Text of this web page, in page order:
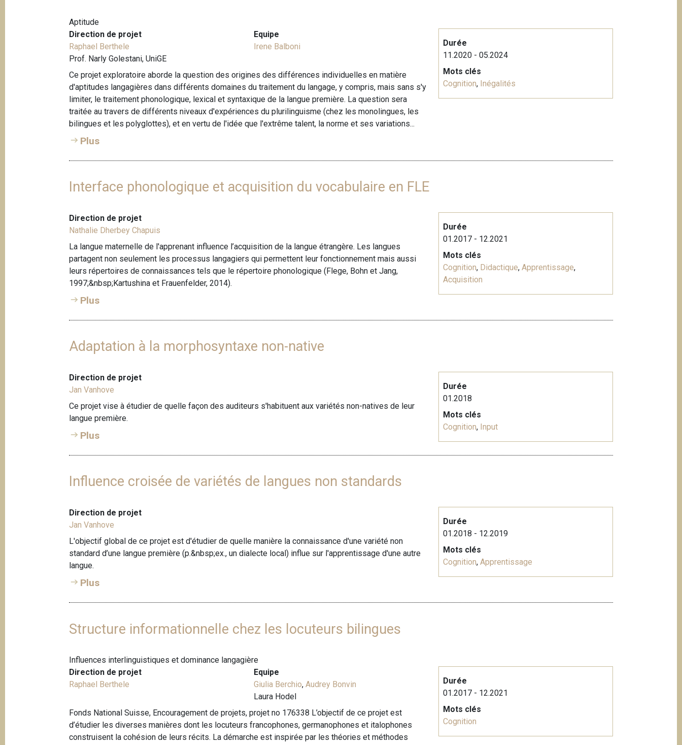
Aptitude
Direction de projet
Raphael Berthele
Prof. Narly Golestani, UniGE
Equipe
Irene Balboni
Ce projet exploratoire aborde la question des origines des différences individuelles en matière
d'aptitudes langagières dans différents domaines du traitement du langage, y compris, mais sans s'y
limiter, le traitement phonologique, lexical et syntaxique de la langue première. La question sera
traitée au travers de différents niveaux d'expériences du plurilinguisme (chez les monolingues, les
bilingues et les polyglottes), et en vertu de l'idée que l'extrême talent, la norme et ses variations...
Plus
Durée
11.2020 - 05.2024
Mots clés
Cognition, Inégalités
Interface phonologique et acquisition du vocabulaire en FLE
Direction de projet
Nathalie Dherbey Chapuis
La langue maternelle de l'apprenant influence l’acquisition de la langue étrangère. Les langues
partagent non seulement les processus langagiers qui permettent leur fonctionnement mais aussi
leurs répertoires de connaissances tels que le répertoire phonologique (Flege, Bohn et Jang,
1997;&nbsp;Kartushina et Frauenfelder, 2014).
Plus
Durée
01.2017 - 12.2021
Mots clés
Cognition, Didactique, Apprentissage,
Acquisition
Adaptation à la morphosyntaxe non-native
Direction de projet
Jan Vanhove
Ce projet vise à étudier de quelle façon des auditeurs s'habituent aux variétés non-natives de leur
langue première.
Plus
Durée
01.2018
Mots clés
Cognition, Input
Influence croisée de variétés de langues non standards
Direction de projet
Jan Vanhove
L'objectif global de ce projet est d'étudier de quelle manière la connaissance d'une variété non
standard d’une langue première (p.&nbsp;ex., un dialecte local) influe sur l'apprentissage d'une autre
langue.
Plus
Durée
01.2018 - 12.2019
Mots clés
Cognition, Apprentissage
Structure informationnelle chez les locuteurs bilingues
Influences interlinguistiques et dominance langagière
Direction de projet
Raphael Berthele
Equipe
Giulia Berchio,Audrey Bonvin
Laura Hodel
Fonds National Suisse, Encouragement de projets, projet no 176338 L’objectif de ce projet est
d’étudier les diverses manières dont les locuteurs francophones, germanophones et italophones
construisent la cohésion de leurs récits. La démarche est inspirée par les théories et méthodes
Durée
01.2017 - 12.2021
Mots clés
Cognition